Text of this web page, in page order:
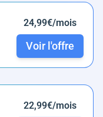
24,99€/mois
Voir l'offre
22,99€/mois